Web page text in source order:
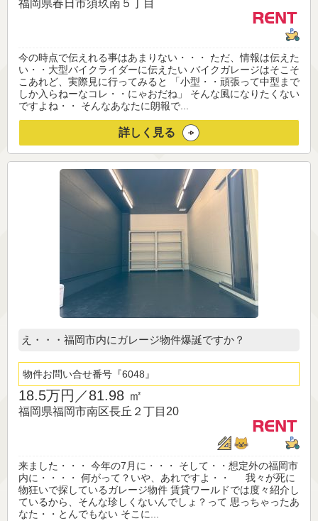
福岡県春日市須玖南５丁目
今の時点で伝えれる事はあまりない・・・ ただ、情報は伝えた
い・・大型バイクライダーに伝えたい バイクガレージはそこそ
こあれど、実際見に行ってみると 「小型・・頑張って中型まで
しか入らねーなコレ・・にゃおだね」 そんな風になりたくない
ですよね・・ そんなあなたに朗報で...
詳しく見る
え・・・福岡市内にガレージ物件爆誕ですか？
物件お問い合せ番号 6048
18.5万円／81.98 ㎡
福岡県福岡市南区長丘２丁目20
来ました・・・ 今年の7月に・・・ そして・・想定外の福岡市
内に・・・・ 何がって？いや、あれですよ・・ 我々が死に
物狂いで探しているガレージ物件 賃貸ワールドでは度々紹介し
ているから、そんな珍しくないんでしょ？って 思っちゃったあ
なた・・とんでもない そこに...